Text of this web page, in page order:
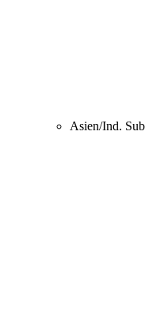
Asien/Ind.